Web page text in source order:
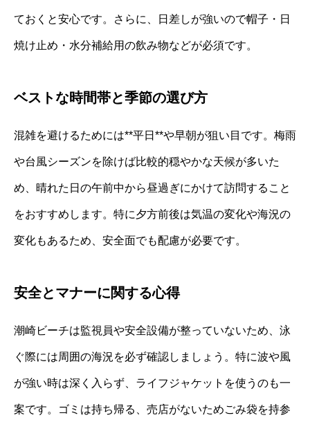
ておくと安心です。さらに、日差しが強いので帽子・日
焼け止め・水分補給用の飲み物などが必須です。
ベストな時間帯と季節の選び方
混雑を避けるためには**平日**や早朝が狙い目です。梅雨
や台風シーズンを除けば比較的穏やかな天候が多いた
め、晴れた日の午前中から昼過ぎにかけて訪問すること
をおすすめします。特に夕方前後は気温の変化や海況の
変化もあるため、安全面でも配慮が必要です。
安全とマナーに関する心得
潮崎ビーチは監視員や安全設備が整っていないため、泳
ぐ際には周囲の海況を必ず確認しましょう。特に波や風
が強い時は深く入らず、ライフジャケットを使うのも一
案です。ゴミは持ち帰る、売店がないためごみ袋を持参